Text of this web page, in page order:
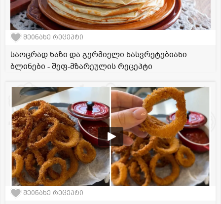
შეინახე რეცეპტი
საოცრად ნაზი და გერმიელი ნასვრეტებიანი
ბლინები - შეფ-მზარეულის რეცეპტი
შეინახე რეცეპტი